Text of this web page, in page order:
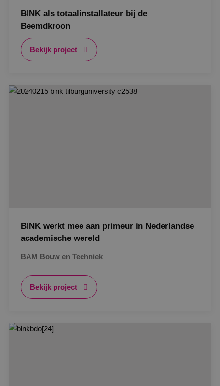
BINK als totaalinstallateur bij de
Beemdkroon
Bekijk project
BINK werkt mee aan primeur in Nederlandse
academische wereld
BAM Bouw en Techniek
Bekijk project